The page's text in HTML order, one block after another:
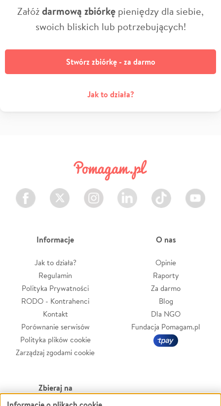
Załóżdarmową zbiórkę pieniędzy dla siebie,
swoich bliskich lub potrzebujących!
Stwórz zbiórkę - za darmo
Jak to działa?
Facebook Twitter Instagram LinkedIn TikTok Youtube
Informacje
Jak to działa?
Regulamin
Polityka Prywatności
RODO - Kontrahenci
Kontakt
Porównanie serwisów
Polityka plików cookie
Zarządzaj zgodami cookie
O nas
Opinie
Raporty
Za darmo
Blog
Dla NGO
Fundacja Pomagam.pl
Zbieraj na